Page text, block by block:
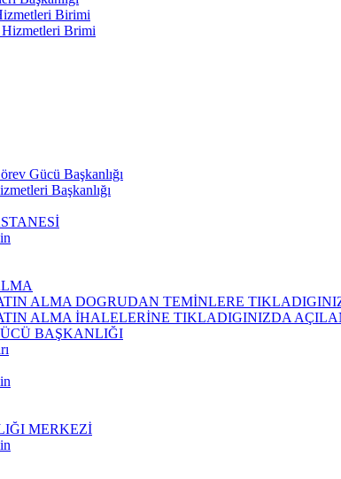
Birimi
Hizmetleri Brimi
Gücü Başkanlığı
Başkanlığı
ALMA DOGRUDAN TEMİNLERE
ALMA İHALELERİNE TIKLADIGINIZDA
BAŞKANLIĞI
MERKEZİ